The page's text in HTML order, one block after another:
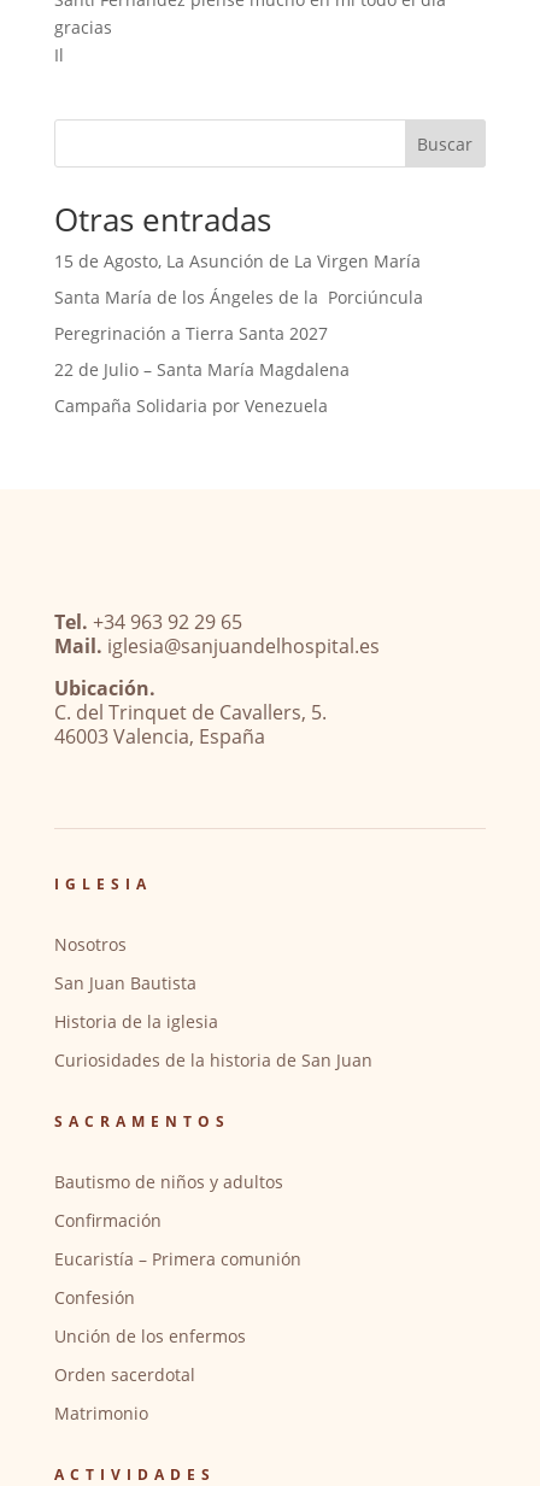
gracias
Il
Buscar
Otras entradas
15 de Agosto, La Asunción de La Virgen María
Santa María de los Ángeles de la Porciúncula
Peregrinación a Tierra Santa 2027
22 de Julio – Santa María Magdalena
Campaña Solidaria por Venezuela
Tel. +34 963 92 29 65
Mail. iglesia@sanjuandelhospital.es
Ubicación.
C. del Trinquet de Cavallers, 5.
46003 Valencia, España
IGLESIA
Nosotros
San Juan Bautista
Historia de la iglesia
Curiosidades de la historia de San Juan
SACRAMENTOS
Bautismo de niños y adultos
Confirmación
Eucaristía – Primera comunión
Confesión
Unción de los enfermos
Orden sacerdotal
Matrimonio
ACTIVIDADES